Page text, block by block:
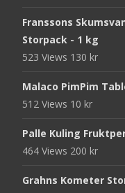
Franssons
Storpack - 1 kg
523 Views 130 kr
Malaco PimPim
512 Views 10 kr
Palle Kuling
464 Views 200 kr
Grahns Kometer